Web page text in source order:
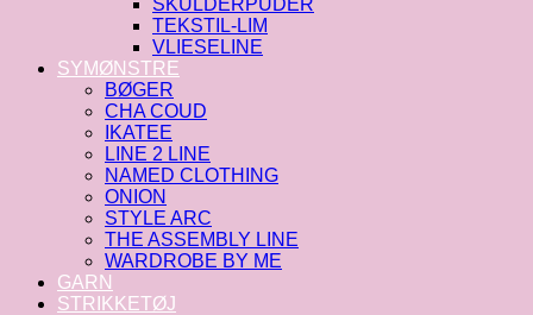
SKULDERPUDER
TEKSTIL-LIM
VLIESELINE
SYMØNSTRE
BØGER
CHA COUD
IKATEE
LINE 2 LINE
NAMED CLOTHING
ONION
STYLE ARC
THE ASSEMBLY LINE
WARDROBE BY ME
GARN
STRIKKETØJ